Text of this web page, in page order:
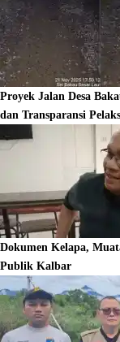
Proyek Jalan Desa
dan Transparansi
Dokumen Kelapa,
Publik Kalbar